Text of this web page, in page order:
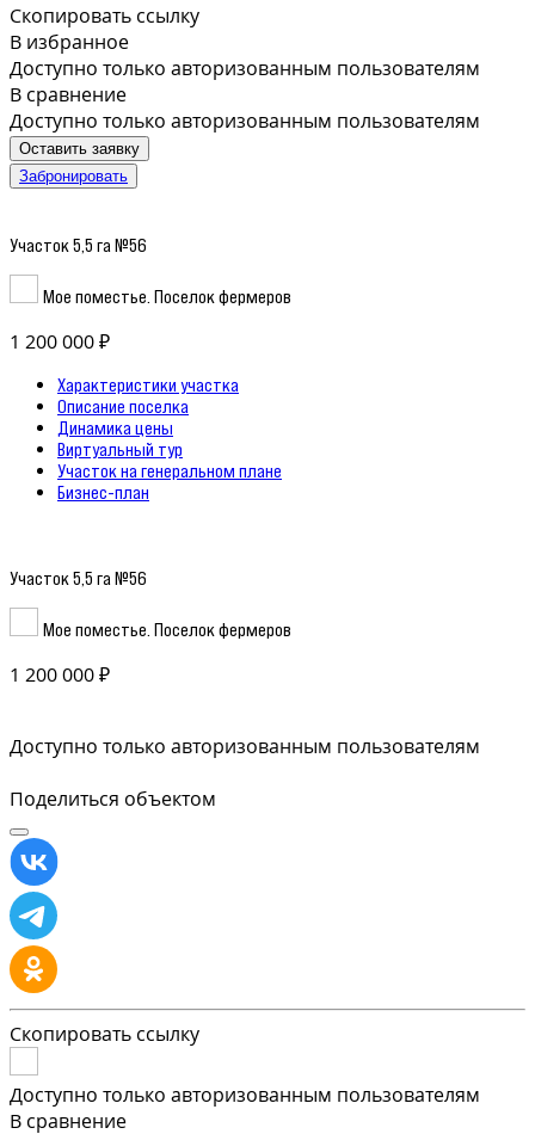
Скопировать ссылку
В избранное
Доступно только авторизованным пользователям
В сравнение
Доступно только авторизованным пользователям
Оставить заявку
Забронировать
Участок 5,5 га №56
Мое поместье. Поселок фермеров
1 200 000 ₽
Характеристики участка
Описание поселка
Динамика цены
Виртуальный тур
Участок на генеральном плане
Бизнес-план
Участок 5,5 га №56
Мое поместье. Поселок фермеров
1 200 000 ₽
Доступно только авторизованным пользователям
Поделиться объектом
Скопировать ссылку
Доступно только авторизованным пользователям
В сравнение